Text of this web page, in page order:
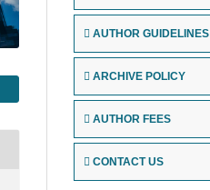
AUTHOR GUIDELINES
ARCHIVE POLICY
AUTHOR FEES
CONTACT US